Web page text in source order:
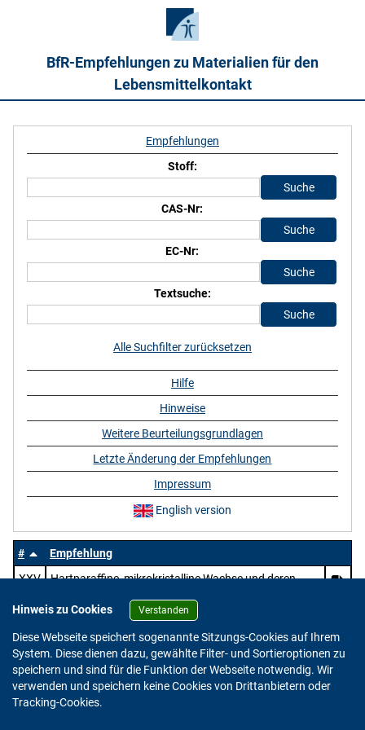
BfR-Empfehlungen zu Materialien für den
Lebensmittelkontakt
#
Empfehlung
XXV
Hartparaffine, mikrokristalline Wachse und deren
sowie natürliche Wachse
Empfehlungen
Stoff:
CAS-Nr:
EC-Nr:
Textsuche:
Alle Suchfilter zurücksetzen
Hilfe
Hinweise
Weitere Beurteilungsgrundlagen
Letzte Änderung der Empfehlungen
Impressum
English version
Hinweis zu Cookies Verstanden
Diese Webseite speichert sogenannte Sitzungs-Cookies auf Ihrem
System. Diese dienen dazu, gewählte Filter- und Sortieroptionen zu
speichern und sind für die Funktion der Webseite notwendig. Wir
verwenden und speichern keine Cookies von Drittanbietern oder
Tracking-Cookies.